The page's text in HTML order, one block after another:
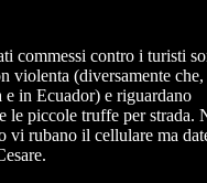
commessi contro i turisti
violenta (diversamente che,
in Ecuador) e riguardano
le piccole truffe per strada.
vi rubano il cellulare ma